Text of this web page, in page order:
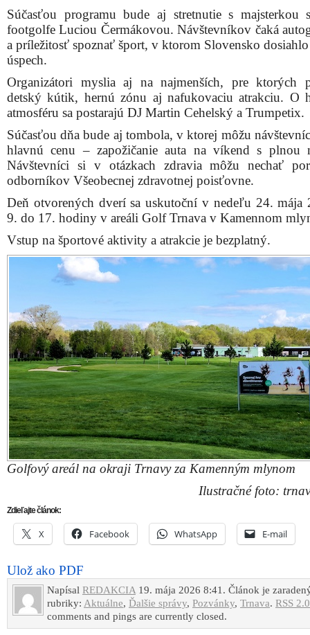
Súčasťou programu bude aj stretnutie s majsterkou
footgolfe Luciou Čermákovou. Návštevníkov čaká
a príležitosť spoznať šport, v ktorom Slovensko
úspech.
Organizátori myslia aj na najmenších, pre ktorých
detský kútik, hernú zónu aj nafukovaciu atrakciu. O
atmosféru sa postarajú DJ Martin Cehelský a Trumpetix.
Súčasťou dňa bude aj tombola, v ktorej môžu
hlavnú cenu – zapožičanie auta na víkend s plnou
Návštevníci si v otázkach zdravia môžu nechať
odborníkov Všeobecnej zdravotnej poisťovne.
Deň otvorených dverí sa uskutoční v nedeľu 24. mája
9. do 17. hodiny v areáli Golf Trnava v Kamennom
Vstup na športové aktivity a atrakcie je bezplatný.
Golfový areál na okraji Trnavy za Kamenným mlynom
Ilustračné foto:
Zdieľajte článok:
X Facebook WhatsApp E-mail
Ulož ako PDF
Napísal REDAKCIA 19. mája 2026 8:41. Článok je
rubriky: Aktuálne, Ďalšie správy, Pozvánky, Trnava. RSS 2.0
comments and pings are currently closed.